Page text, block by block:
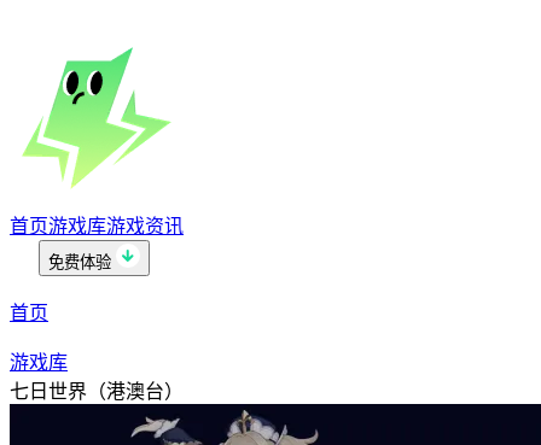
首页游戏库游戏资讯
免费体验
首页
游戏库
七日世界（港澳台）